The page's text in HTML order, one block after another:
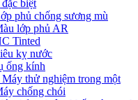
biệt
phủ chống sương mù
lớp phủ AR
Tinted
kỵ nước
ống kính
Máy thử nghiệm trong một
chống chói